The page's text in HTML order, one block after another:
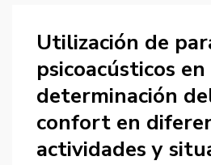
Utilización de
psicoacústicos
determinación
confort en
actividades y